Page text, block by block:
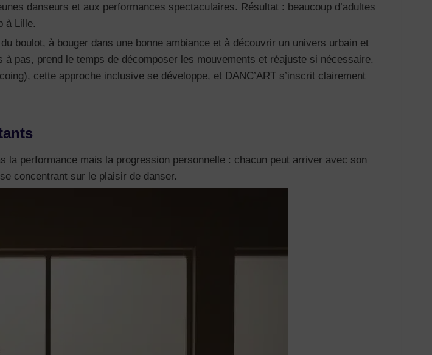
danseurs et aux performances spectaculaires. Résultat : beaucoup d’adultes
à Lille.
boulot, à bouger dans une bonne ambiance et à découvrir un univers urbain et
pas, prend le temps de décomposer les mouvements et réajuste si nécessaire.
cette approche inclusive se développe, et DANC’ART s’inscrit clairement
la performance mais la progression personnelle : chacun peut arriver avec son
concentrant sur le plaisir de danser.